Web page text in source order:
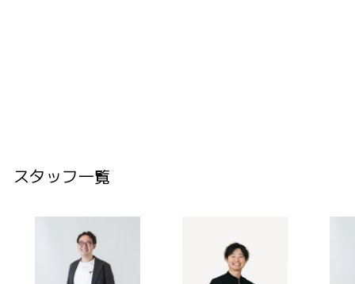
スタッフ一覧